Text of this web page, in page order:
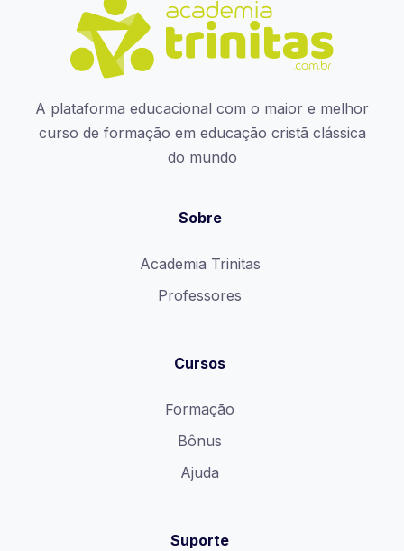
A plataforma educacional com o maior e melhor
curso de formação em educação cristã clássica
do mundo
Sobre
Academia Trinitas
Professores
Cursos
Formação
Bônus
Ajuda
Suporte